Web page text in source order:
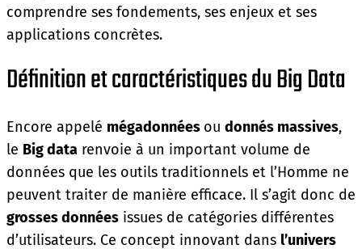
comprendre ses fondements, ses enjeux et ses
applications concrètes.
Définition et caractéristiques du Big Data
Encore appelé mégadonnées ou donnés massives,
le Big data renvoie à un important volume de
données que les outils traditionnels et l’Homme ne
peuvent traiter de manière efficace. Il s’agit donc de
grosses données issues de catégories différentes
d’utilisateurs. Ce concept innovant dans l’univers